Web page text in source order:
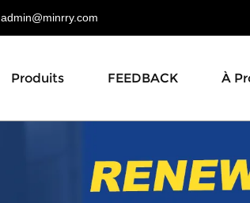
admin@minrry.com
Produits FEEDBACK À